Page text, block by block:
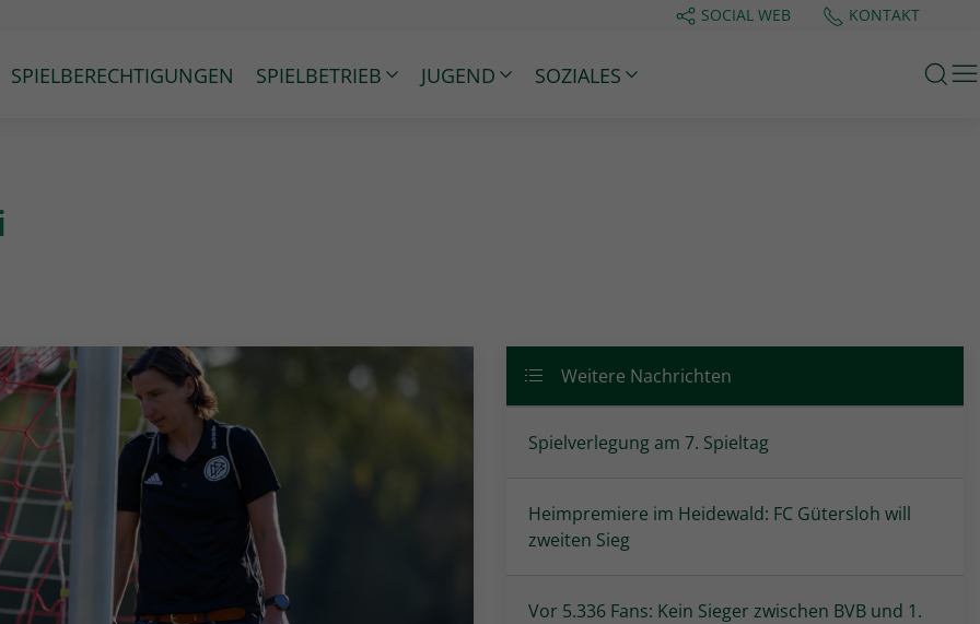
SOCIAL WEB KONTAKT
SPIELBERECHTIGUNGEN SPIELBETRIEB JUGEND SOZIALES
Weitere Nachrichten
Spielverlegung am 7. Spieltag
Heimpremiere im Heidewald: FC Gütersloh will
zweiten Sieg
Vor 5.336 Fans: Kein Sieger zwischen BVB und 1.